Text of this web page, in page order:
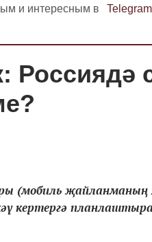
и интересным в
(мобиль
кертергә